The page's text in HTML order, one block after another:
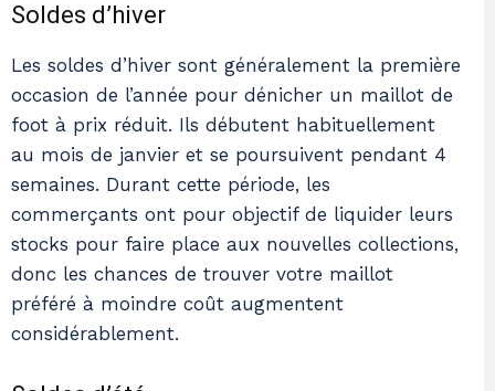
Soldes d’hiver
Les soldes d’hiver sont généralement la première
occasion de l’année pour dénicher un maillot de
foot à prix réduit. Ils débutent habituellement
au mois de janvier et se poursuivent pendant 4
semaines. Durant cette période, les
commerçants ont pour objectif de liquider leurs
stocks pour faire place aux nouvelles collections,
donc les chances de trouver votre maillot
préféré à moindre coût augmentent
considérablement.